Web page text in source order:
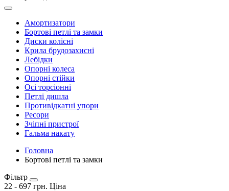
Амортизатори
Бортові петлі та замки
Диски колісні
Крила брудозахисні
Лебідки
Опорні колеса
Опорні стійки
Осі торсіонні
Петлі дишла
Противідкатні упори
Ресори
Зчіпні пристрої
Гальма накату
Головна
Бортові петлі та замки
Фільтр
22 - 697 грн. Ціна